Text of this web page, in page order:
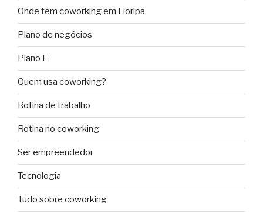
Onde tem coworking em Floripa
Plano de negócios
Plano E
Quem usa coworking?
Rotina de trabalho
Rotina no coworking
Ser empreendedor
Tecnologia
Tudo sobre coworking